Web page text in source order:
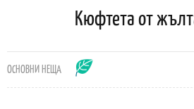
Кюфтета от
ОСНОВНИ НЕЩА